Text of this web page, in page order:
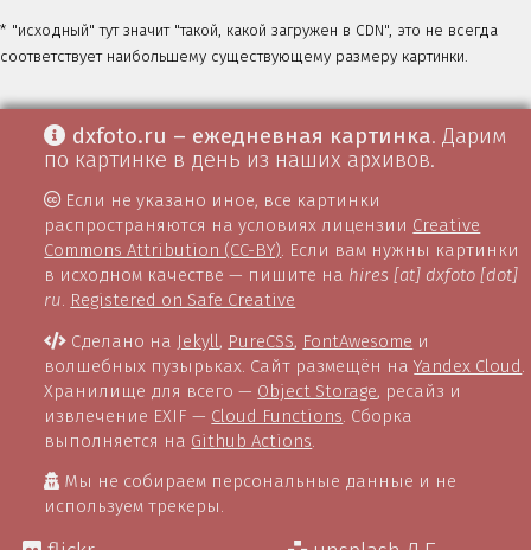
* "исходный" тут значит "такой, какой загружен в CDN", это не всегда
соответствует наибольшему существующему размеру картинки.
dxfoto.ru – ежедневная картинка. Дарим
по картинке в день из наших архивов.
Если не указано иное, все картинки
распространяются на условиях лицензии Creative
Commons Attribution (CC-BY). Если вам нужны картинки
в исходном качестве — пишите на hires [at] dxfoto [dot]
ru. Registered on Safe Creative
Сделано на Jekyll, PureCSS, FontAwesome и
волшебных пузырьках. Сайт размещён наYandex Cloud
Хранилище для всего — Object Storage, ресайз и
извлечение EXIF — Cloud Functions . Сборка
выполняется на Github Actions
Мы не собираем персональные данные и не
используем трекеры.